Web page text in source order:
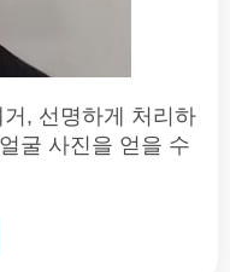
, 선명하게 처리하
굴 사진을 얻을 수